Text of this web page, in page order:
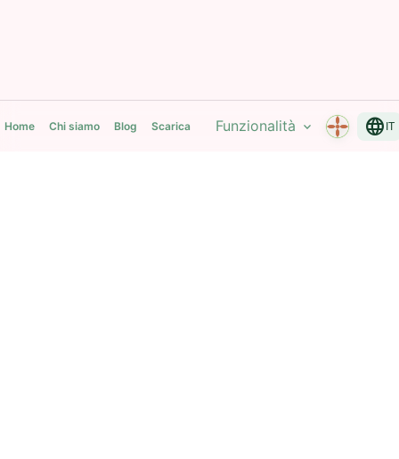
Home Funzionalità expand_more
Chi siamo Blog Scarica language IT